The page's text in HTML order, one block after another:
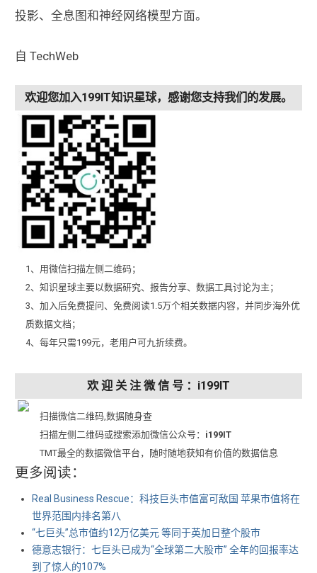
投影、全息图和神经网络模型方面。
自 TechWeb
欢迎您加入199IT知识星球，感谢您支持我们的发展。
1、用微信扫描左侧二维码；
2、知识星球主要以数据研究、报告分享、数据工具讨论为主；
3、加入后免费提问、免费阅读1.5万个相关数据内容，并同步海外优
质数据文档；
4、每年只需199元，老用户可九折续费。
欢 迎 关 注 微 信 号 ：i199IT
扫描微信二维码,数据随身查
扫描左侧二维码或搜索添加微信公众号： i199IT
TMT最全的数据微信平台，随时随地获知有价值的数据信息
更多阅读：
Real Business Rescue：科技巨头市值富可敌国 苹果市值将在
世界范围内排名第八
“七巨头”总市值约12万亿美元 等同于英加日整个股市
德意志银行：七巨头已成为“全球第二大股市” 全年的回报率达
到了惊人的107%